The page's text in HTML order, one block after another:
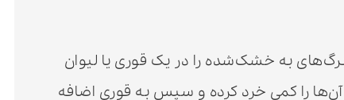
به خشک‌شده را در یک قوری یا لیوان
آن‌ها را کمی خرد کرده و سپس به قوری اضافه